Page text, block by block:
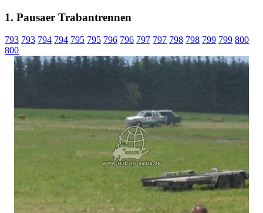
1. Pausaer Trabantrennen
793 793 794 794 795 795 796 796 797 797 798 798 799 799 800
800